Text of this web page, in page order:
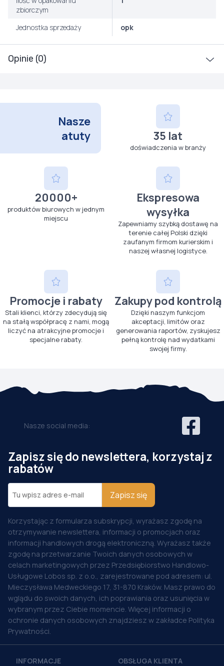
Opinie (0)
zbiorczym
Jednostka sprzedaży opk
Nasze
atuty
35 lat
doświadczenia w branży
20000+
produktów biurowych w jednym
miejscu
Ekspresowa
wysyłka
Zapewniamy szybką dostawę na
terenie całej Polski dzięki
zaufanym firmom kurierskim i
naszej własnej logistyce.
Promocje i rabaty
Stali klienci, którzy zdecydują się
na stałą współpracę z nami, mogą
liczyć na atrakcyjne promocje i
specjalne rabaty.
Zakupy pod kontrolą
Dzięki naszym funkcjom
akceptacji, limitów oraz
generowania raportów, zyskujesz
pełną kontrolę nad wydatkami
swojej firmy.
Nasze social media:
Zapisz się do newslettera, korzystaj z
rabatów
Zapisz się
Korzystając z formularza subskrypcji, wyrażasz zgodę na
otrzymywanie newslettera, informacji o promocjach oraz
informacji handlowych drogą elektroniczną. Wyrażasz także
zgodę na przetwarzanie Twoich danych osobowych w
celach marketingowych przez Przedsiębiorstwo Handlowo-
Usługowe Lobos sp. z o.o., zarejestrowane pod adresem: ul.
Mieczysława Medweckiego 17, 31-870 Kraków. Masz prawo do
wglądu do swoich danych, ich poprawiania oraz usunięcia w
wybranym przez Ciebie momencie. Więcej informacji o
ochronie danych osobowych znajdziesz w zakładce Polityka
Prywatności.
INFORMACJE
OBSŁUGA KLIENTA